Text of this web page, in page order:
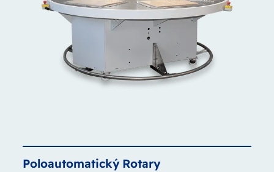
Poloautomatický Rotary